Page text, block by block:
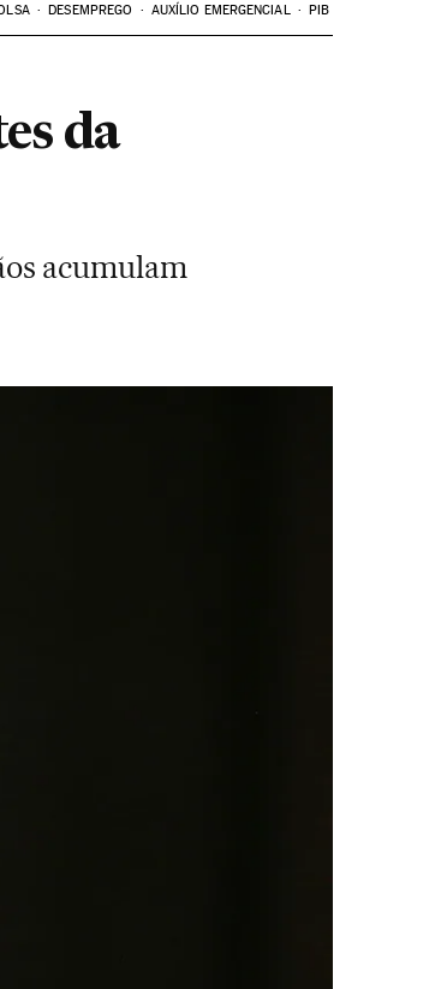
DESEMPREGO AUXÍLIO EMERGENCIAL PIB
da
acumulam